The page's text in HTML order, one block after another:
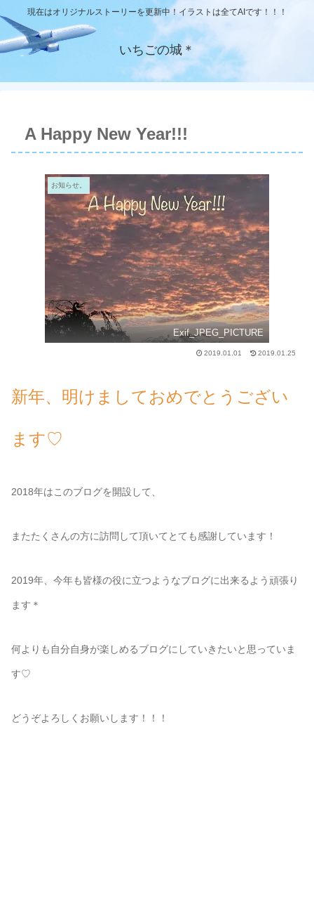
現在はオリジナルストーリーを更新中！イラストは全てAIです！！！
いちごの城＊
A Happy New Year!!!
お知らせ。
Exif_JPEG_PICTURE
2019.01.01 2019.01.25
新年、明けましておめでとうござい
ます♡
2018年はこのブログを開設して、
またたくさんの方に訪問して頂いてとても感謝しています！
2019年、今年も皆様の役に立つようなブログに出来るよう頑張り
ます＊
何よりも自分自身が楽しめるブログにしていきたいと思っていま
す♡
どうぞよろしくお願いします！！！